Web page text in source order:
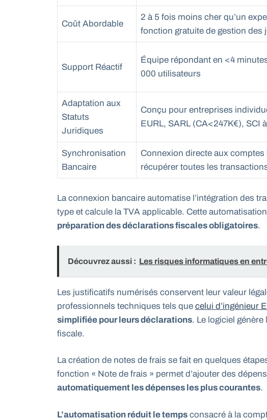
Coût Abordable
2 à 5 fois moins cher qu’un
fonction gratuite de gestion des
Support Réactif
Équipe répondant en <4
000 utilisateurs
Adaptation aux
Statuts
Juridiques
Conçu pour entreprises
EURL, SARL (CA<247K€), SCI à
Synchronisation
Bancaire
Connexion directe aux
récupérer toutes les
La connexion bancaire automatise l’intégration des
type et calcule la TVA applicable. Cette automatisation
préparation des déclarations fiscales obligatoires.
Découvrez aussi : Les risques informatiques en
Les justificatifs numérisés conservent leur valeur
professionnels techniques tels que celui d’ingénieur
simplifiée pour leurs déclarations. Le logiciel
fiscale.
La création de notes de frais se fait en quelques
fonction « Note de frais » permet d’ajouter des
automatiquement les dépenses les plus courantes.
L’automatisation réduit le temps consacré à la